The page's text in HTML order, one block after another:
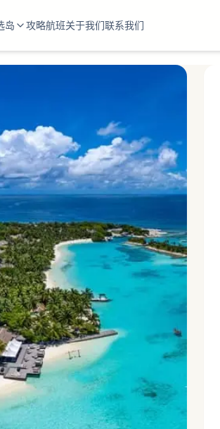
岛 攻略航班关于我们联系我们